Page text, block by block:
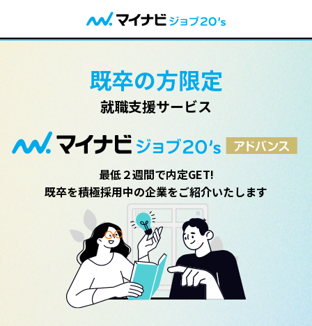
既卒の方限定
就職支援サービス
最低２週間で内定GET!
既卒を積極採用中の企業をご紹介いたします